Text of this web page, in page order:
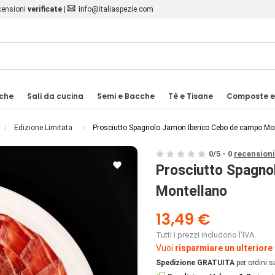
verificate info@italiaspezie.com
Sali da cucina Semi e Bacche Tè e Tisane Composte
Edizione Limitata Prosciutto Spagnolo Jamon Iberico Cebo de campo

0/5 - 0 recensioni
Prosciutto
Montellano
13,49 €
Tutti i prezzi includono l'IVA.
Vuoi risparmiare un ulteriore
Spedizione GRATUITA per ordini